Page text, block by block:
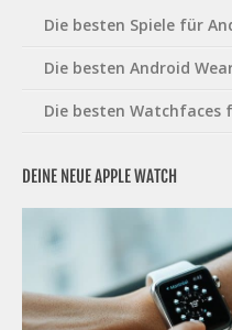
Die besten Spiele für
Die besten Android
Die besten Watchfaces
DEINE NEUE APPLE WATCH